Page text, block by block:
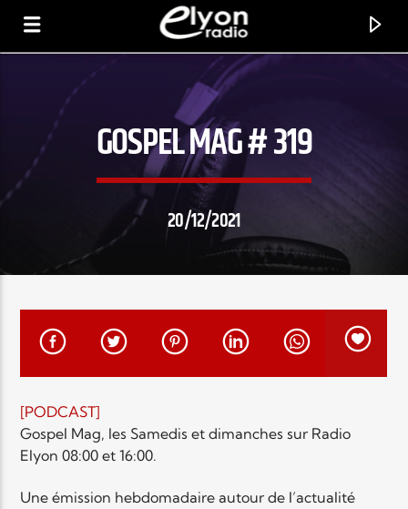
RADIO ELYON
POSITIVE ET ENCOURAGEANTE !
EN CE MOMENT
TITRE
ARTISTE
GOSPEL MAG # 319
20/12/2021
[PODCAST]
Gospel Mag, les Samedis et dimanches sur Radio
Elyon 08:00 et 16:00.
Une émission hebdomadaire autour de l’actualité